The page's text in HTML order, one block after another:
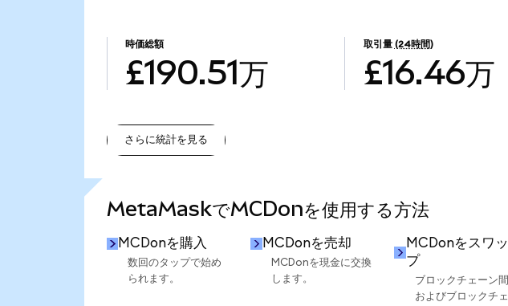
時価総額
£190.51万
取引量 (24時間)
£16.46万
さらに統計を見る
MetaMaskでMCDonを使用する方法
MCDonを購入
数回のタップで始め
られます。
MCDonを売却
MCDonを現金に交換
します。
MCDonをスワッ
プ
ブロックチェーン間
およびブロックチェ